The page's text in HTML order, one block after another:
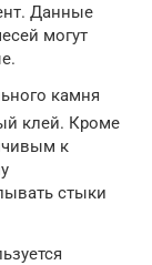
Данные
могут
камня
клей. Кроме
к
стыки